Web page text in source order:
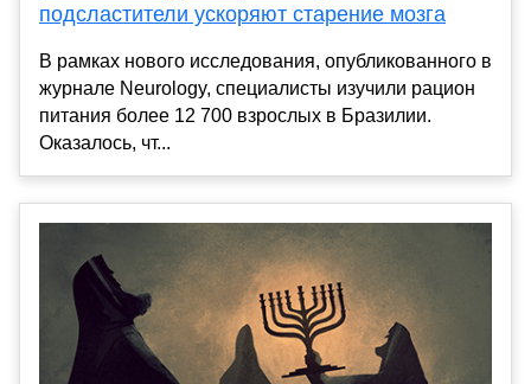
подсластители ускоряют старение мозга
В рамках нового исследования, опубликованного в
журнале Neurology, специалисты изучили рацион
питания более 12 700 взрослых в Бразилии.
Оказалось, чт...